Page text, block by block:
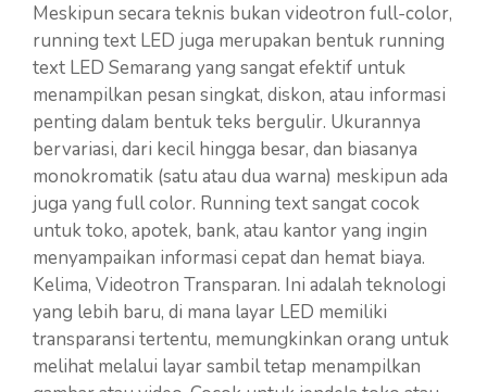
Meskipun secara teknis bukan videotron full-color,
running text LED juga merupakan bentuk running
text LED Semarang yang sangat efektif untuk
menampilkan pesan singkat, diskon, atau informasi
penting dalam bentuk teks bergulir. Ukurannya
bervariasi, dari kecil hingga besar, dan biasanya
monokromatik (satu atau dua warna) meskipun ada
juga yang full color. Running text sangat cocok
untuk toko, apotek, bank, atau kantor yang ingin
menyampaikan informasi cepat dan hemat biaya.
Kelima, Videotron Transparan. Ini adalah teknologi
yang lebih baru, di mana layar LED memiliki
transparansi tertentu, memungkinkan orang untuk
melihat melalui layar sambil tetap menampilkan